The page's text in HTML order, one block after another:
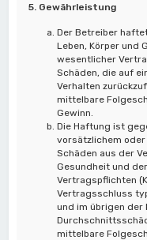
5. Gewährleistung
Der Betreiber
Leben, Körper und
wesentlicher
Schäden, die auf
Verhalten
mittelbare
Gewinn.
Die Haftung ist
vorsätzlichem
Schäden aus der
Gesundheit und
Vertragspflichten
Vertragsschluss
und im übrigen der
mittelbare